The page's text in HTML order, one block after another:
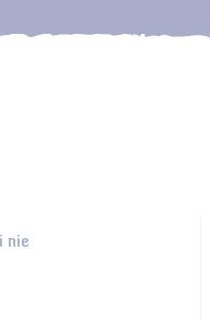
nie